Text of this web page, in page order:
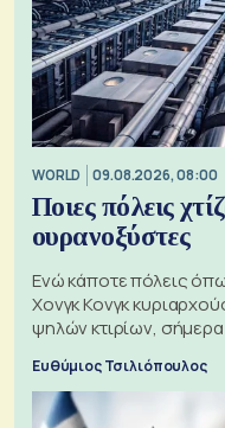
WORLD 09.08.2026, 08:00
Ποιες πόλεις
ουρανοξύστες
Ενώ κάποτε πόλεις
Χονγκ Κονγκ
ψηλών κτιρίων, σήμερα
Ευθύμιος Τσιλιόπουλος